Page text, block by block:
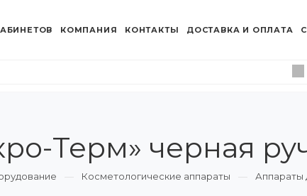
КОМПАНИЯ КОНТАКТЫ ДОСТАВКА И ОПЛАТА
Терм» черная
Косметологические аппараты
Аппараты